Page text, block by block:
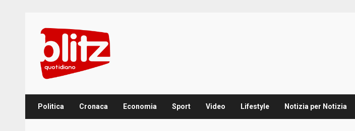
content
Politica Cronaca Economia Sport Video Lifestyle Notizia per Notizia